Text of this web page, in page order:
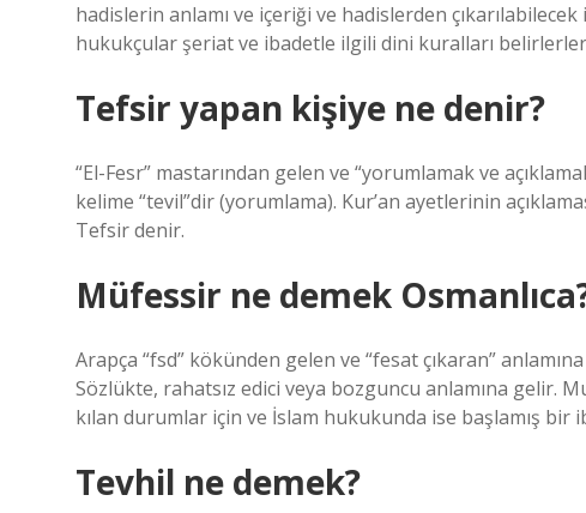
hadislerin anlamı ve içeriği ve hadislerden
hukukçular şeriat ve ibadetle ilgili dini kuralları
Tefsir yapan kişiye ne denir?
“El-Fesr” mastarından gelen ve “yorumlamak ve
kelime “tevil”dir (yorumlama). Kur’an ayetlerinin
Tefsir denir.
Müfessir ne demek
Arapça “fsd” kökünden gelen ve “fesat çıkaran”
Sözlükte, rahatsız edici veya bozguncu anlamına gelir.
kılan durumlar için ve İslam hukukunda ise başlamış
Tevhil ne demek?